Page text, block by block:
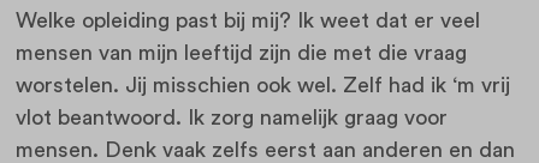
Welke opleiding past bij mij? Ik weet dat er veel
mensen van mijn leeftijd zijn die met die vraag
worstelen. Jij misschien ook wel. Zelf had ik ‘m vrij
vlot beantwoord. Ik zorg namelijk graag voor
mensen. Denk vaak zelfs eerst aan anderen en dan